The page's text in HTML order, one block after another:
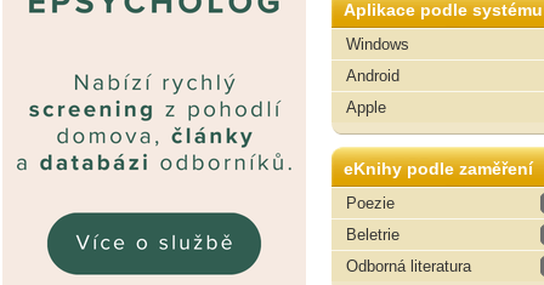
Aplikace podle systému
Windows
Android
Apple
eKnihy podle zaměření
Poezie
Beletrie
Odborná literatura